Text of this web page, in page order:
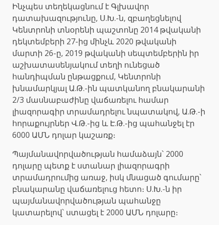
Ինչպես տեղեկացնում է Գլխավոր
դատախազությունը, Ս.Խ.-ն, զբաղեցնելով
Կենտրոնի տնօրենի պաշտոնը 2014 թվականի
դեկտեմբերի 27-ից մինչև 2020 թվականի
մարտի 26-ը, 2019 թվականի սեպտեմբերին իր
աշխատասենյակում տեղի ունեցած
հանդիպման ընթացքում, Կենտրոնի
խնամարկյալ Ա.Թ.-ին պատկանող բնակարանի
2/3 մասնաբաժինը վաճառելու համար
լիազորագիր տրամադրելու նպատակով, Ա.Թ.-ի
հորաքույրներ Վ.Թ.-ից և Է.Թ.-ից պահանջել էր
6000 ԱՄՆ դոլար կաշառք։
Պայմանավորվածության համաձայն՝ 2000
դոլարը պետք է ստանար լիազորագրի
տրամադրումից առաջ, իսկ մնացած գումարը՝
բնակարանը վաճառելուց հետո։ Ս.Խ.-ն իր
պայմանավորվածության պահանջը
կատարելով՝ ստացել է 2000 ԱՄՆ դոլարը։